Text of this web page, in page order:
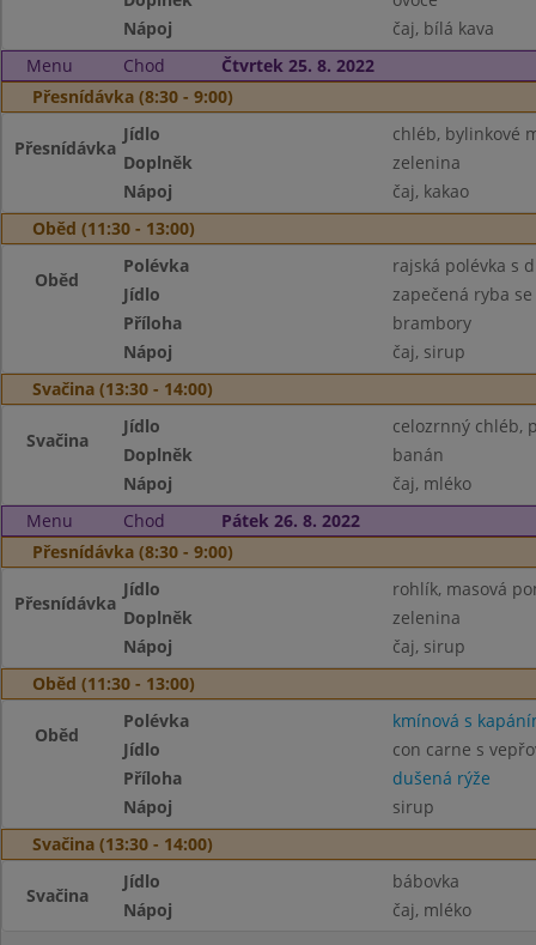
Nápoj
čaj, bílá kava
Menu
Chod
Čtvrtek 25. 8. 2022
Přesnídávka (8:30 - 9:00)
Přesnídávka
Jídlo
chléb, bylinkové
Doplněk
zelenina
Nápoj
čaj, kakao
Oběd (11:30 - 13:00)
Oběd
Polévka
rajská polévka s
Jídlo
zapečená ryba
Příloha
brambory
Nápoj
čaj, sirup
Svačina (13:30 - 14:00)
Svačina
Jídlo
celozrnný chléb,
Doplněk
banán
Nápoj
čaj, mléko
Menu
Chod
Pátek 26. 8. 2022
Přesnídávka (8:30 - 9:00)
Přesnídávka
Jídlo
rohlík, masová
Doplněk
zelenina
Nápoj
čaj, sirup
Oběd (11:30 - 13:00)
Oběd
Polévka
kmínová s
Jídlo
con carne s
Příloha
dušená rýže
Nápoj
sirup
Svačina (13:30 - 14:00)
Svačina
Jídlo
bábovka
Nápoj
čaj, mléko